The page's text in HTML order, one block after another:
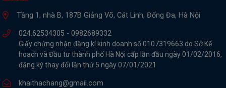
Tầng 1, nhà B, 187B Giảng Võ, Cát Linh, Đống Đa, Hà Nội
024.62534305 - 0982689332
Giấy chứng nhận đăng kí kinh doanh số 0107319663 do Sở Kế
hoach và Đầu tư thành phố Hà Nội cấp lần đầu ngày 01/02/2016,
đăng ký thay đổi lần thứ 5 ngày 07/01/2021
khaithachang@gmail.com